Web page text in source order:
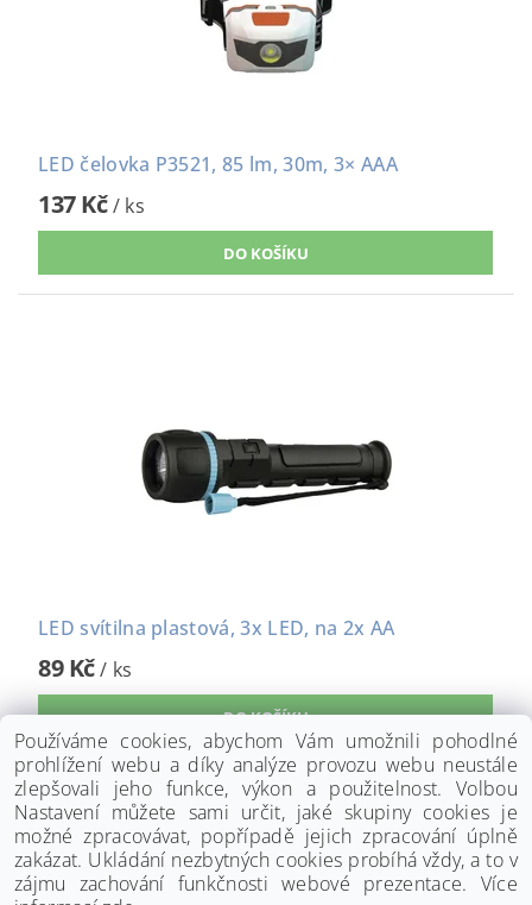
LED čelovka P3521, 85 lm, 30m, 3× AAA
137 Kč/ ks
LED svítilna plastová, 3x LED, na 2x AA
89 Kč/ ks
Používáme cookies, abychom Vám umožnili pohodlné
prohlížení webu a díky analýze provozu webu neustále
zlepšovali jeho funkce, výkon a použitelnost. Volbou
Nastavení můžete sami určit, jaké skupiny cookies je
možné zpracovávat, popřípadě jejich zpracování úplně
zakázat. Ukládání nezbytných cookies probíhá vždy, a to v
zájmu zachování funkčnosti webové prezentace. Více